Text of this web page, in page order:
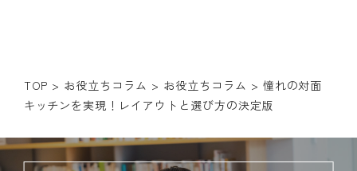
TOP > お役立ちコラム > お役立ちコラム > 憧れの対面
キッチンを実現！レイアウトと選び方の決定版